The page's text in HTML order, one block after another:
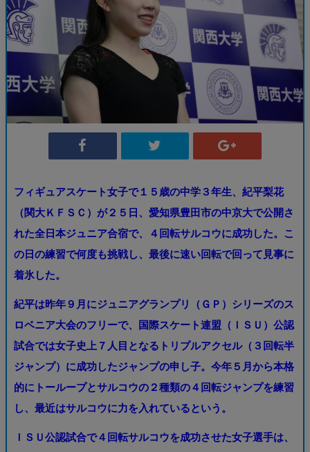
フィギュアスケート女子で１５歳の中学３年生、紀平梨花
（関大ＫＦＳＣ）が２５日、愛知県豊田市の中京大で公開さ
れた全日本ジュニア合宿で、４回転サルコウに成功した。こ
の日の練習で何度も挑戦し、最後に速い回転で回って見事に
着氷した。
紀平は昨年９月にジュニアグランプリ（ＧＰ）シリーズのス
ロベニア大会のフリーで、国際スケート連盟（ＩＳＵ）公認
試合では女子史上７人目となるトリプルアクセル（３回転半
ジャンプ）に成功したジャンプの申し子。今年５月から本格
的にトーループとサルコウの２種類の４回転ジャンプを練習
し、最近はサルコウに力を入れているという。
ＩＳＵ公認試合で４回転サルコウを成功させた女子選手は、